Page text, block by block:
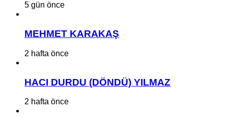
5 gün önce
MEHMET KARAKAŞ
2 hafta önce
HACI DURDU (DÖNDÜ) YILMAZ
2 hafta önce